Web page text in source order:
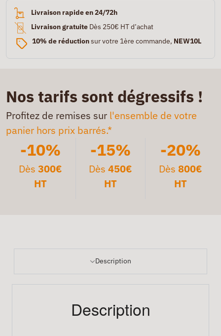
Livraison rapide en 24/72h
Livraison gratuite Dès 250€ HT d’achat
10% de réductionsur votre 1ère commande, NEW10L
Nos tarifs sont dégressifs !
Profitez de remises sur l'ensemble de votre
panier hors prix barrés.*
-10%
Dès300€
HT
-15%
Dès 450€
HT
-20%
Dès 800€
HT
Description
Description